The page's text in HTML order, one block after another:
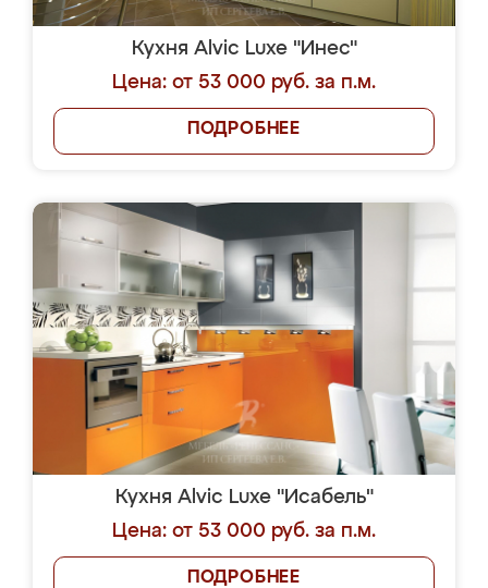
Кухня Alvic Luxe "Инес"
Цена: от 53 000 руб. за п.м.
ПОДРОБНЕЕ
Кухня Alvic Luxe "Исабель"
Цена: от 53 000 руб. за п.м.
ПОДРОБНЕЕ